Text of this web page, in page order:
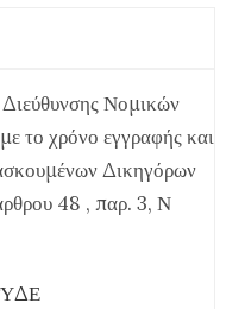
Νομικών
το χρόνο εγγραφής και
Δικηγόρων
48 , παρ. 3, Ν